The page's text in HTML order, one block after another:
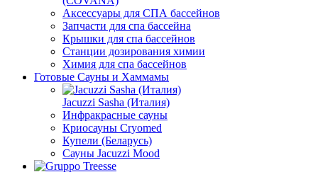
Аксессуары для СПА бассейнов
Запчасти для спа бассейна
Крышки для спа бассейнов
Станции дозирования химии
Химия для спа бассейнов
Готовые Сауны и Хаммамы
Jacuzzi Sasha (Италия)
Инфракрасные сауны
Криосауны Cryomed
Купели (Беларусь)
Сауны Jacuzzi Mood